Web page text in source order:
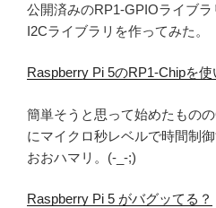
公開済みのRP1-GPIOライブ
I2Cライブラリを作ってみた。
Raspberry Pi 5のRP1-Chipを
簡単そうと思って始めたもの
にマイクロ秒レベルで時間制
おおハマリ。(-_-;)
Raspberry Pi 5 がバグッてる？